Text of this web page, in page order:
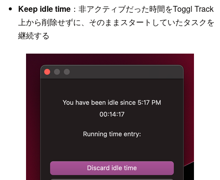
Keep idle time：非アクティブだった時間をToggl Track
上から削除せずに、そのままスタートしていたタスクを
継続する